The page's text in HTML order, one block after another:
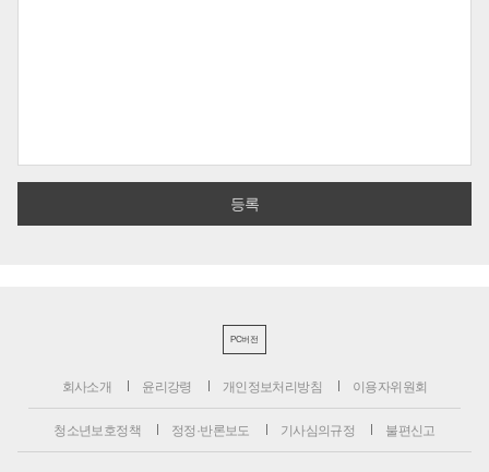
PC버전
회사소개 윤리강령 개인정보처리방침 이용자위원회
청소년보호정책 정정·반론보도 기사심의규정 불편신고